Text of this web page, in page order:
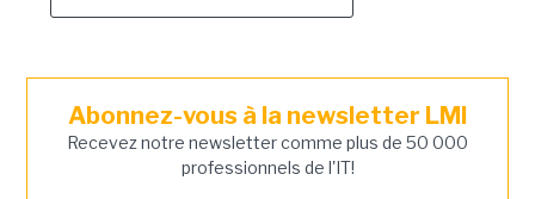
Abonnez-vous à la newsletter LMI
Recevez notre newsletter comme plus de 50 000
professionnels de l'IT!